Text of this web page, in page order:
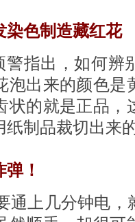
染色制造藏红花
警指出，如何辨
泡出来的颜色是
状的就是正品，
纸制品裁切出来
！
通上几分钟电，